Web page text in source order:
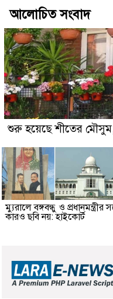
আলোচিত সংবাদ
শুরু হয়েছে শীতের
ম্যুরালে বঙ্গবন্ধু ও প্রধানমন্ত্রীর
কারও ছবি নয়: হাইকোর্ট